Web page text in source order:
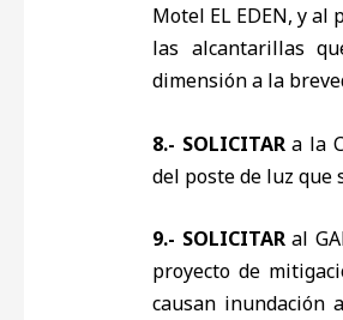
Motel EL EDEN, y al
las alcantarillas
dimensión a la
8.- SOLICITARa la
del poste de luz que
9.- SOLICITARal
proyecto de
causan inundación